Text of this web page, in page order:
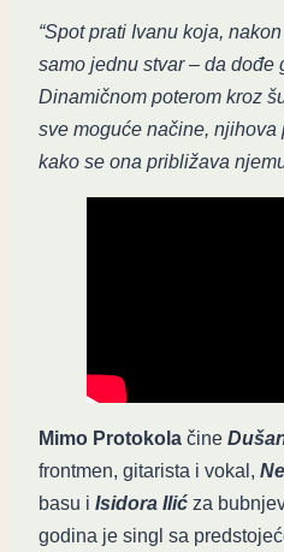
“Spot prati Ivanu koja,
samo jednu stvar – da dođe
Dinamičnom poterom kroz
sve moguće načine,
kako se ona približava
Mimo Protokola čine
frontmen, gitarista i vokal,
basu i Isidora Ilić za
godina je singl sa